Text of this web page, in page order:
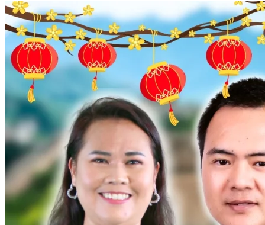
and analyze business case studies. The learning outcomes are
evaluated after completing the activities in order to develop
learners.